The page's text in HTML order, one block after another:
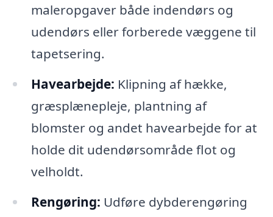
maleropgaver både indendørs og
udendørs eller forberede væggene til
tapetsering.
Havearbejde: Klipning af hække,
græsplænepleje, plantning af
blomster og andet havearbejde for at
holde dit udendørsområde flot og
velholdt.
Rengøring: Udføre dybderengøring